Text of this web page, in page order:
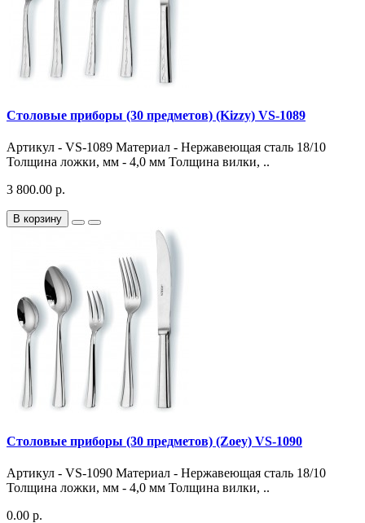
Столовые приборы (30 предметов) (Kizzy) VS-1089
Артикул - VS-1089 Материал - Нержавеющая сталь 18/10
Толщина ложки, мм - 4,0 мм Толщина вилки, ..
3 800.00 р.
В корзину
Столовые приборы (30 предметов) (Zoey) VS-1090
Артикул - VS-1090 Материал - Нержавеющая сталь 18/10
Толщина ложки, мм - 4,0 мм Толщина вилки, ..
0.00 р.